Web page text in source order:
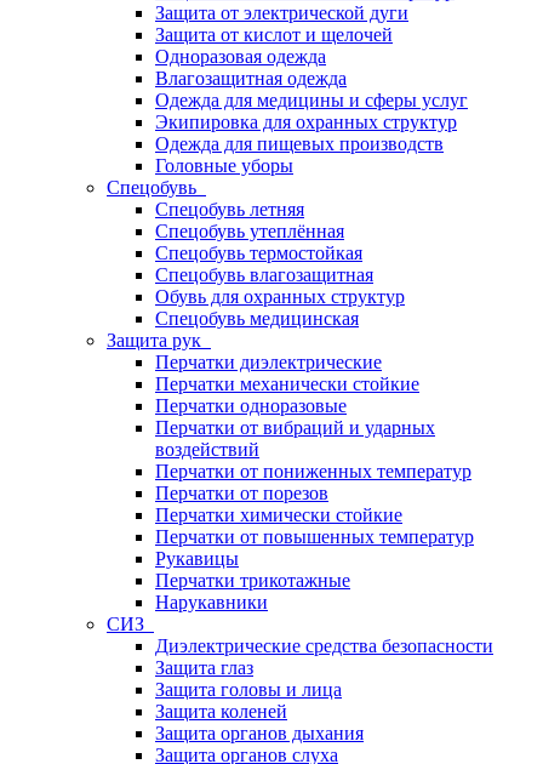
Защита от электрической дуги
Защита от кислот и щелочей
Одноразовая одежда
Влагозащитная одежда
Одежда для медицины и сферы услуг
Экипировка для охранных структур
Одежда для пищевых производств
Головные уборы
Спецобувь
Спецобувь летняя
Спецобувь утеплённая
Спецобувь термостойкая
Спецобувь влагозащитная
Обувь для охранных структур
Спецобувь медицинская
Защита рук
Перчатки диэлектрические
Перчатки механически стойкие
Перчатки одноразовые
Перчатки от вибраций и ударных
воздействий
Перчатки от пониженных температур
Перчатки от порезов
Перчатки химически стойкие
Перчатки от повышенных температур
Рукавицы
Перчатки трикотажные
Нарукавники
СИЗ
Диэлектрические средства безопасности
Защита глаз
Защита головы и лица
Защита коленей
Защита органов дыхания
Защита органов слуха